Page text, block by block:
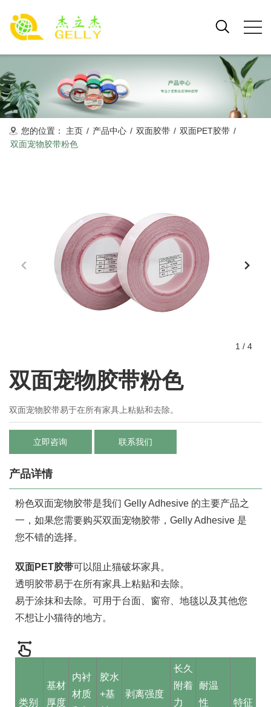
您的位置： 主页 / 产品中心 / 双面胶带 / 双面PET胶带 /
双面宠物胶带粉色
双面宠物胶带粉色
双面宠物胶带易于在所有家具上粘贴和去除。
立即咨询 联系我们
1 / 4
产品详情
粉色双面宠物胶带是我们 Gelly Adhesive 的主要产品之
一，如果您需要购买双面宠物胶带，Gelly Adhesive 是
您不错的选择。
双面PET胶带可以阻止猫破坏家具。
透明胶带易于在所有家具上粘贴和去除。
易于涂抹和去除。可用于台面、窗帘、地毯以及其他您
不想让小猫待的地方。
类别
基材
厚度
内衬
材质
胶水
+基
剥离强度
长久
附着
力
耐温
性
特征